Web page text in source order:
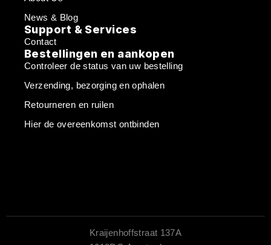
News & Blog
Support & Services
Contact
Bestellingen en aankopen
Controleer de status van uw bestelling
Verzending, bezorging en ophalen
Retourneren en ruilen
Hier de overeenkomst ontbinden
Kraijenhoffstraat 137A